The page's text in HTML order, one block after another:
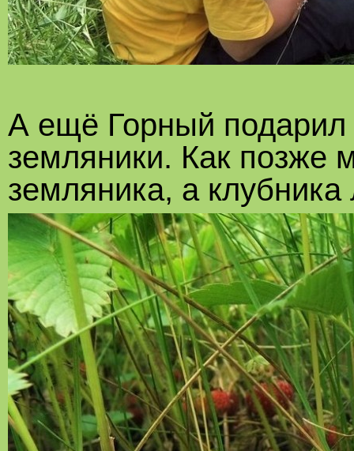
А ещё Горный
земляники. Как позже
земляника, а